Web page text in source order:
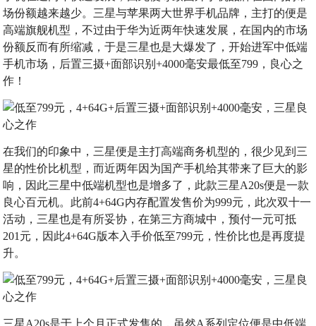
场份额越来越少。三星与苹果两大世界手机品牌，主打的便是
高端旗舰机型，不过由于华为近两年快速发展，在国内的市场
份额反而有所缩减，于是三星也是大爆发了，开始进军中低端
手机市场，后置三摄+面部识别+4000毫安最低至799，良心之
作！
在我们的印象中，三星便是主打高端商务机型的，很少见到三
星的性价比机型，而近两年因为国产手机给其带来了巨大的影
响，因此三星中低端机型也是增多了，此款三星A20s便是一款
良心百元机。此前4+64G内存配置发售价为999元，此次双十一
活动，三星也是有所妥协，在第三方商城中，预付一元可抵
201元，因此4+64G版本入手价低至799元，性价比也是再度提
升。
三星A20s是于上个月正式发售的，虽然A系列定位便是中低端